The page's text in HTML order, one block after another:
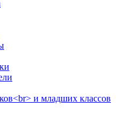
и младших классов